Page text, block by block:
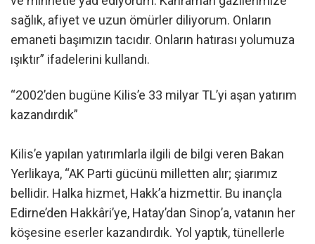
sağlık, afiyet ve uzun ömürler diliyorum. Onların
emaneti başımızın tacıdır. Onların hatırası yolumuza
ışıktır” ifadelerini kullandı.
“2002’den bugüne Kilis’e 33 milyar TL’yi aşan yatırım
kazandırdık”
Kilis’e yapılan yatırımlarla ilgili de bilgi veren Bakan
Yerlikaya, “AK Parti gücünü milletten alır; şiarımız
bellidir. Halka hizmet, Hakk’a hizmettir. Bu inançla
Edirne’den Hakkâri’ye, Hatay’dan Sinop’a, vatanın her
köşesine eserler kazandırdık. Yol yaptık, tünellerle